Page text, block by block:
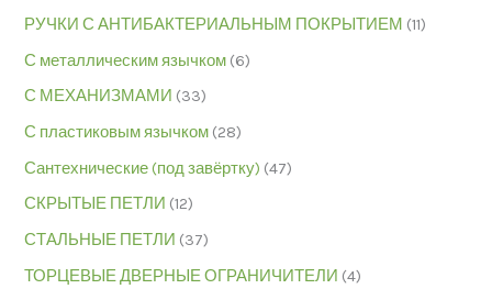
РУЧКИ С АНТИБАКТЕРИАЛЬНЫМ ПОКРЫТИЕМ (11)
С металлическим язычком (6)
С МЕХАНИЗМАМИ (33)
С пластиковым язычком (28)
Сантехнические (под завёртку) (47)
СКРЫТЫЕ ПЕТЛИ (12)
СТАЛЬНЫЕ ПЕТЛИ (37)
ТОРЦЕВЫЕ ДВЕРНЫЕ ОГРАНИЧИТЕЛИ (4)